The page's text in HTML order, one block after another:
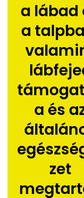
a lábad
a
a és
zet